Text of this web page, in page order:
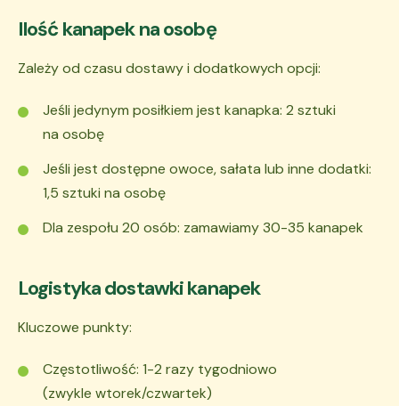
Ilość kanapek na osobę
Zależy od czasu dostawy i dodatkowych opcji:
Jeśli jedynym posiłkiem jest kanapka: 2 sztuki
na osobę
Jeśli jest dostępne owoce, sałata lub inne dodatki:
1,5 sztuki na osobę
Dla zespołu 20 osób: zamawiamy 30-35 kanapek
Logistyka dostawki kanapek
Kluczowe punkty:
Częstotliwość: 1-2 razy tygodniowo
(zwykle wtorek/czwartek)